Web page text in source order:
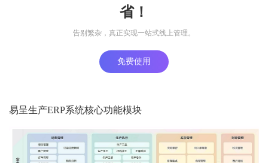
省！
告别繁杂，真正实现一站式线上管理。
免费使用
易呈生产ERP系统核心功能模块